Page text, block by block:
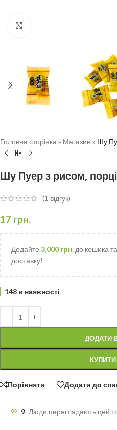
Головна сторінка » Магазин » Шу
Шу Пуер з рисом,
(1 відгук)
17 грн.
Додайте 3,000грн. до кошика
доставку!
148 в наявності
ДОДАТИ
Порівняти Додати до
9 Люди переглядають цей